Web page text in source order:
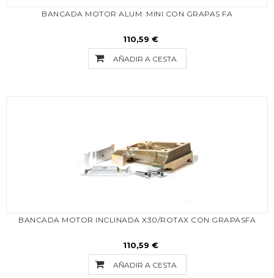
BANCADA MOTOR ALUM. MINI CON GRAPAS FA
110,59 €
AÑADIR A CESTA
BANCADA MOTOR INCLINADA X30/ROTAX CON GRAPASFA
110,59 €
AÑADIR A CESTA